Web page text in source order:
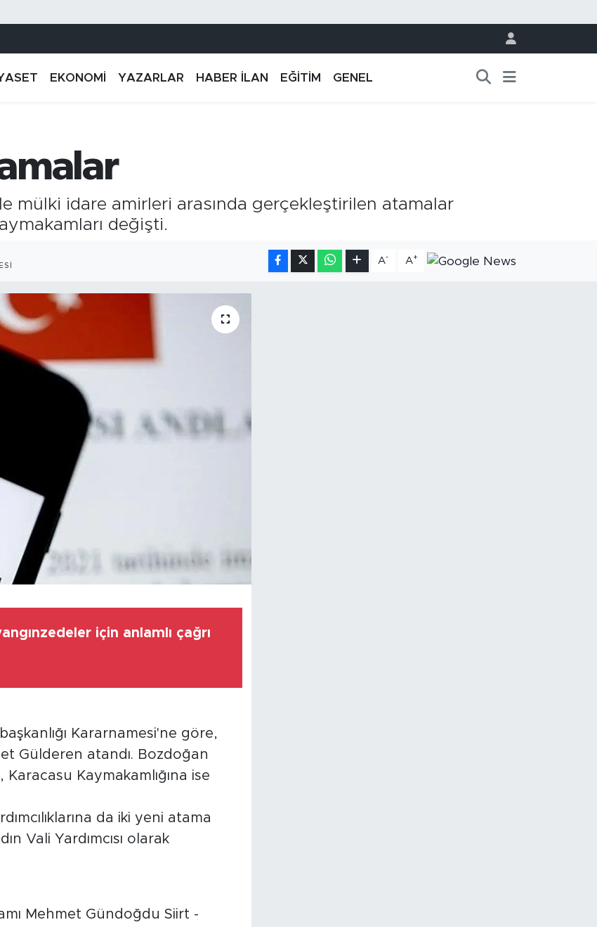
EKONOMİ YAZARLAR HABER İLAN EĞİTİM GENEL
mülki idare amirleri arasında gerçekleştirilen atamalar
değişti.
A- A+
için anlamlı çağrı
Kararnamesi'ne göre,
Gülderen atandı. Bozdoğan
Karacasu Kaymakamlığına ise
da iki yeni atama
Vali Yardımcısı olarak
Mehmet Gündoğdu Siirt -